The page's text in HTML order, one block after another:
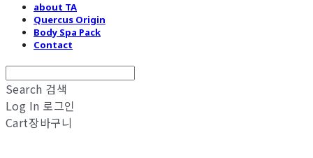
about TA
Quercus Origin
Body Spa Pack
Contact
Search 검색
Log In 로그인
Cart장바구니